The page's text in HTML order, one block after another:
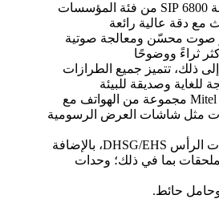
تتميز جميع هواتف Mitel فئة 6800 SIP من فئة المؤسسات
مع دقة عالية رائعة
صوت محسّن ومعالجة صوتية
ثراءً ووضوحًا
ذلك، تتميز جميع الطرازات
وصديقة للبيئة
سمات. تقدم سلسلة Mitel 6800 مجموعة من الهواتف مع
مثل شاشات العرض الرسومية
منافذ إيثرنت ودعم سماعات الرأس DHSG/EHS، بالإضافة
بما في ذلك؛ وحدات
وحامل حائط.